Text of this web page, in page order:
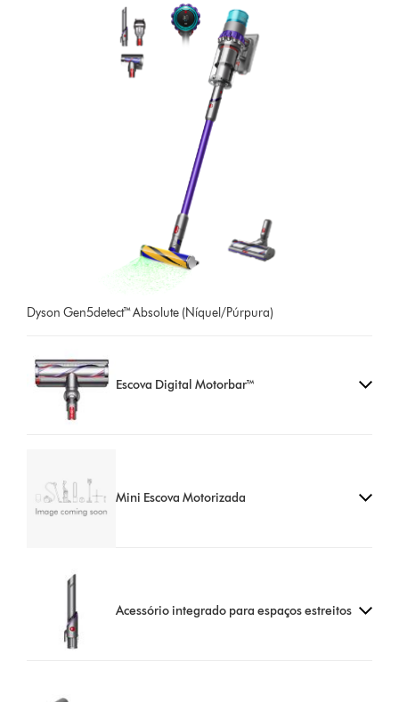
Dyson Gen5detect™ Absolute (Níquel/Púrpura)
Escova Digital Motorbar™ ​
Mini Escova Motorizada
Acessório integrado para espaços estreitos